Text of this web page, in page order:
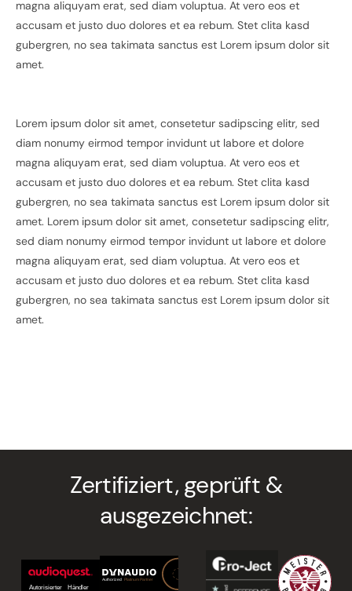
magna aliquyam erat, sed diam voluptua. At vero eos et
accusam et justo duo dolores et ea rebum. Stet clita kasd
gubergren, no sea takimata sanctus est Lorem ipsum dolor sit
amet.
Lorem ipsum dolor sit amet, consetetur sadipscing elitr, sed
diam nonumy eirmod tempor invidunt ut labore et dolore
magna aliquyam erat, sed diam voluptua. At vero eos et
accusam et justo duo dolores et ea rebum. Stet clita kasd
gubergren, no sea takimata sanctus est Lorem ipsum dolor sit
amet. Lorem ipsum dolor sit amet, consetetur sadipscing elitr,
sed diam nonumy eirmod tempor invidunt ut labore et dolore
magna aliquyam erat, sed diam voluptua. At vero eos et
accusam et justo duo dolores et ea rebum. Stet clita kasd
gubergren, no sea takimata sanctus est Lorem ipsum dolor sit
amet.
Zertifiziert, geprüft &
ausgezeichnet: